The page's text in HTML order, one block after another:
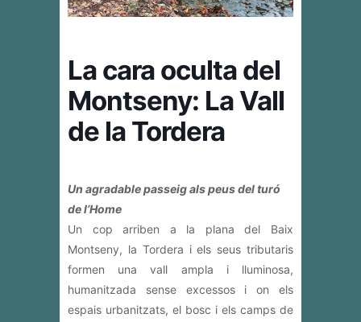
La cara oculta del
Montseny: La Vall
de la Tordera
Un agradable passeig als peus del turó
de l’Home
Un cop arriben a la plana del Baix
Montseny, la Tordera i els seus tributaris
formen una vall ampla i lluminosa,
humanitzada sense excessos i on els
espais urbanitzats, el bosc i els camps de